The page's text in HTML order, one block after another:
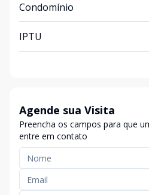
Condomínio
IPTU
Agende sua Visita
Preencha os campos para que
entre em contato